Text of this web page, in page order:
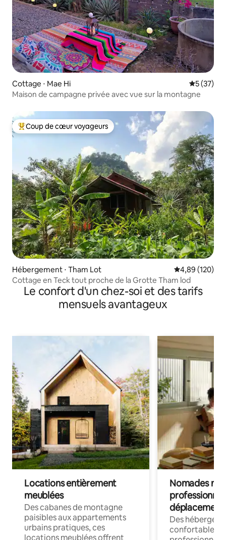
Cottage ⋅ Mae Hi
5 (37)
Maison de campagne privée avec vue sur la montagne
Coups de cœur voyageurs les plus appréciés
Coup de cœur voyageurs
Hébergement ⋅ Tham Lot Évaluation
4,89 (120)
Cottage en Teck tout proche de la Grotte Tham lod
Le confort d'un chez-soi et des tarifs
mensuels avantageux
Locations entièrement
meublées
Des cabanes de montagne
paisibles aux appartements
urbains pratiques, ces
Nomades
déplacement
Des
confortables